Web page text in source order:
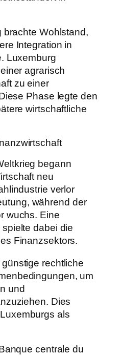
brachte Wohlstand,
Integration in
Luxemburg
agrarisch
zu einer
Phase legte den
wirtschaftliche
begann
neu
verlor
während der
wuchs. Eine
dabei die
Finanzsektors.
rechtliche
um
und
Dies
als
centrale du